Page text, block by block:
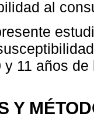
al
11 años
Y